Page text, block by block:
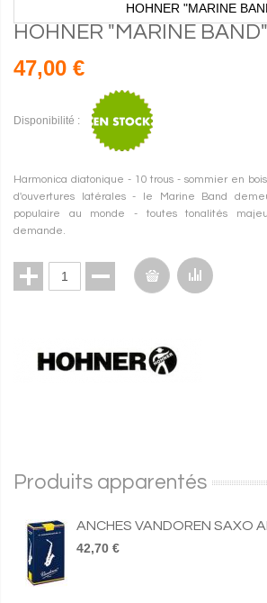
HOHNER "MARINE
HOHNER "MARINE BAND"
47,00 €
Disponibilité :
Harmonica diatonique - 10 trous - sommier en
d'ouvertures latérales - le Marine Band
populaire au monde - toutes tonalités
demande.
Produits apparentés
ANCHES VANDOREN SAXO
42,70 €